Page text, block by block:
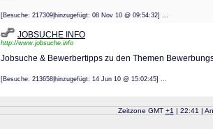
[Besuche: 217309|hinzugefügt: 08 Nov 10 @ 09:54:32] ...
JOBSUCHE INFO
http://www.jobsuche.info
Jobsuche & Bewerbertipps zu den Themen
[Besuche: 213658|hinzugefügt: 14 Jun 10 @ 15:02:45] ...
Zeitzone GMT +1 | 22:41 |